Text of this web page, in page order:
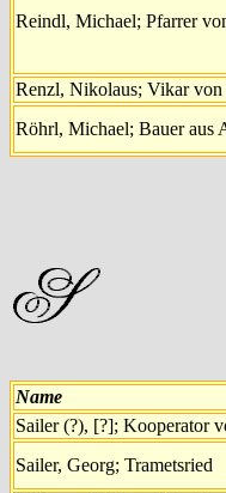
Reindl, Michael; Pfarrer
Renzl, Nikolaus; Vikar von
Röhrl, Michael; Bauer aus
Name
Sailer (?), [?]; Kooperator
Sailer, Georg; Trametsried